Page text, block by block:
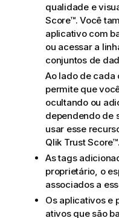
qualidade e
Score™. Você
aplicativo com
ou acessar a
conjuntos de
Ao lado de cada
permite que
ocultando ou
dependendo de
usar esse
Qlik Trust Score™.
As tags
proprietário, o
associados a
Os aplicativos e
ativos que são